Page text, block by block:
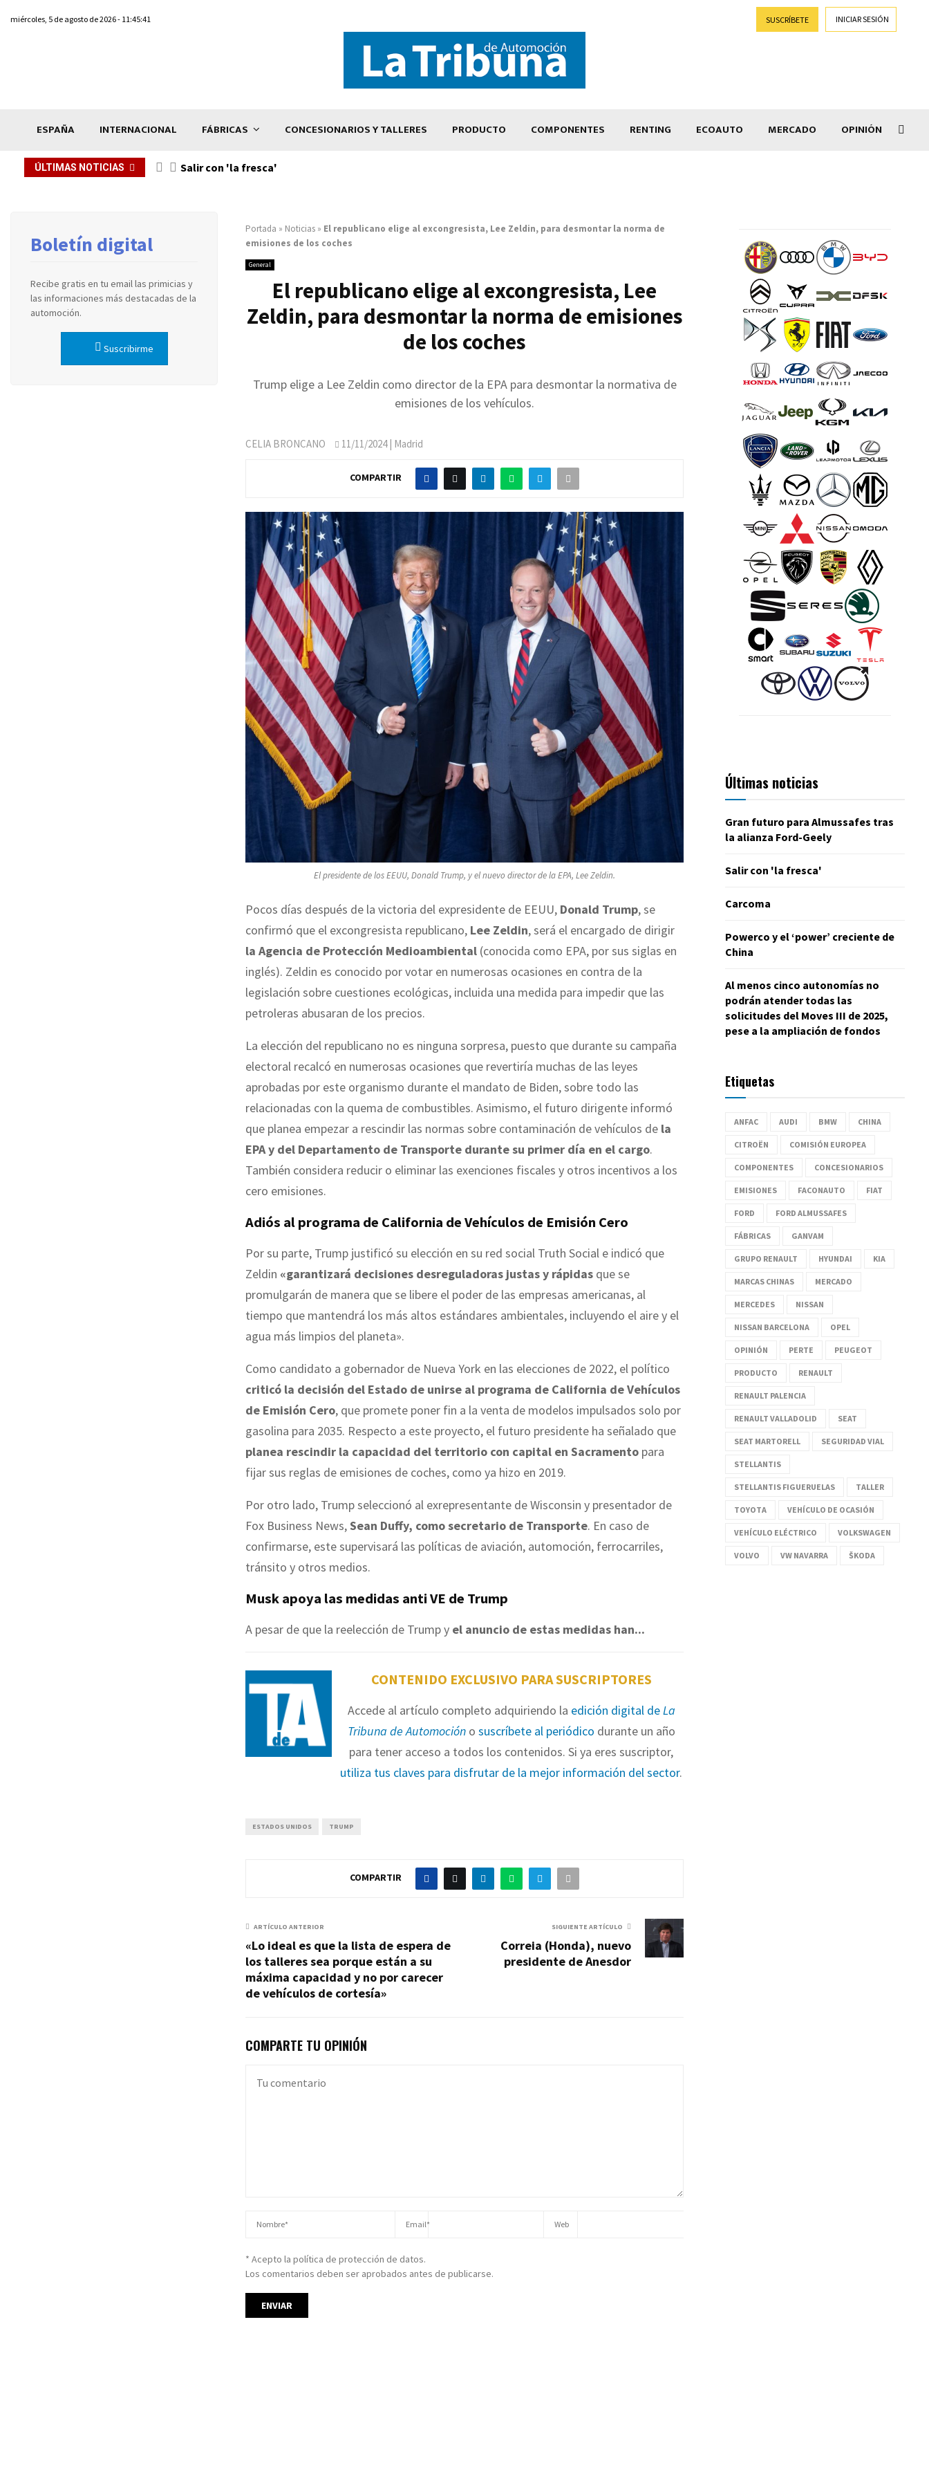
miércoles, 5 de agosto de 2026 - 11:45:41 SUSCRÍBETE INICIAR SESIÓN
ESPAÑA INTERNACIONAL FÁBRICAS CONCESIONARIOS Y TALLERES PRODUCTO COMPONENTES RENTING ECOAUTO MERCADO OPINIÓN
ÚLTIMAS NOTICIAS Salir con 'la fresca'
Portada » Noticias » El republicano elige al excongresista, Lee Zeldin, para desmontar la norma de
emisiones de los coches
General
El republicano elige al excongresista, Lee
Zeldin, para desmontar la norma de emisiones
de los coches
Trump elige a Lee Zeldin como director de la EPA para desmontar la normativa de
emisiones de los vehículos.
CELIA BRONCANO 11/11/2024| Madrid
COMPARTIR
El presidente de los EEUU, Donald Trump, y el nuevo director de la EPA, Lee Zeldin.
Pocos días después de la victoria del expresidente de EEUU, Donald Trump, se
confirmó que el excongresista republicano, Lee Zeldin, será el encargado de dirigir
la Agencia de Protección Medioambiental (conocida como EPA, por sus siglas en
inglés). Zeldin es conocido por votar en numerosas ocasiones en contra de la
legislación sobre cuestiones ecológicas, incluida una medida para impedir que las
petroleras abusaran de los precios.
La elección del republicano no es ninguna sorpresa, puesto que durante su campaña
electoral recalcó en numerosas ocasiones que revertiría muchas de las leyes
aprobadas por este organismo durante el mandato de Biden, sobre todo las
relacionadas con la quema de combustibles. Asimismo, el futuro dirigente informó
que planea empezar a rescindir las normas sobre contaminación de vehículos de la
EPA y del Departamento de Transporte durante su primer día en el cargo.
También considera reducir o eliminar las exenciones fiscales y otros incentivos a los
cero emisiones.
Adiós al programa de California de Vehículos de Emisión Cero
Por su parte, Trump justificó su elección en su red social Truth Social e indicó que
Zeldin «garantizará decisiones desreguladoras justas y rápidas que se
promulgarán de manera que se libere el poder de las empresas americanas, al
tiempo que mantendrá los más altos estándares ambientales, incluyendo el aire y el
agua más limpios del planeta».
Como candidato a gobernador de Nueva York en las elecciones de 2022, el político
criticó la decisión del Estado de unirse al programa de California de Vehículos
de Emisión Cero, que promete poner fin a la venta de modelos impulsados solo por
gasolina para 2035. Respecto a este proyecto, el futuro presidente ha señalado que
planea rescindir la capacidad del territorio con capital en Sacramento para
fijar sus reglas de emisiones de coches, como ya hizo en 2019.
Por otro lado, Trump seleccionó al exrepresentante de Wisconsin y presentador de
Fox Business News,Sean Duffy, como secretario de Transporte. En caso de
confirmarse, este supervisará las políticas de aviación, automoción, ferrocarriles,
tránsito y otros medios.
Musk apoya las medidas anti VE de Trump
A pesar de que la reelección de Trump y el anuncio de estas medidas han...
CONTENIDO EXCLUSIVO PARA SUSCRIPTORES
Accede al artículo completo adquiriendo la edición digital deLa
Tribuna de Automocióno suscríbete al periódico durante un año
para tener acceso a todos los contenidos. Si ya eres suscriptor,
utiliza tus claves para disfrutar de la mejor información del sector.
ESTADOS UNIDOS TRUMP
COMPARTIR
ARTÍCULO ANTERIOR
«Lo ideal es que la lista de espera de
los talleres sea porque están a su
máxima capacidad y no por carecer
de vehículos de cortesía»
SIGUIENTE ARTÍCULO
Correia (Honda), nuevo
presidente de Anesdor
COMPARTE TU OPINIÓN
* Acepto la política de protección de datos.
Los comentarios deben ser aprobados antes de publicarse.
Boletín digital
Recibe gratis en tu email las primicias y
las informaciones más destacadas de la
automoción.
Suscribirme
Últimas noticias
Gran futuro para Almussafes tras
la alianza Ford-Geely
Salir con 'la fresca'
Carcoma
Powerco y el ‘power’ creciente de
China
Al menos cinco autonomías no
podrán atender todas las
solicitudes del Moves III de 2025,
pese a la ampliación de fondos
Etiquetas
ANFAC AUDI BMW CHINA
CITROËN COMISIÓN EUROPEA
COMPONENTES CONCESIONARIOS
EMISIONES FACONAUTO FIAT
FORD FORD ALMUSSAFES
FÁBRICAS GANVAM
GRUPO RENAULT HYUNDAI KIA
MARCAS CHINAS MERCADO
MERCEDES NISSAN
NISSAN BARCELONA OPEL
OPINIÓN PERTE PEUGEOT
PRODUCTO RENAULT
RENAULT PALENCIA
RENAULT VALLADOLID SEAT
SEAT MARTORELL SEGURIDAD VIAL
STELLANTIS
STELLANTIS FIGUERUELAS TALLER
TOYOTA VEHÍCULO DE OCASIÓN
VEHÍCULO ELÉCTRICO VOLKSWAGEN
VOLVO VW NAVARRA ŠKODA